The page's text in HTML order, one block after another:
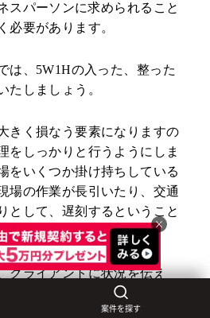
スパーソンに求められること
必要があります。
は、5W1Hの入った、整った
たしましょう。
きく損なう要素になりますの
をしっかりと行うようにしま
をいくつか掛け持ちしている
場の作業が長引いたり、交通
として、遅刻するということ
。
クライアントに状況を伝え
るようにしましょう。また、
面を作らないように、余裕の
案件を探す
×